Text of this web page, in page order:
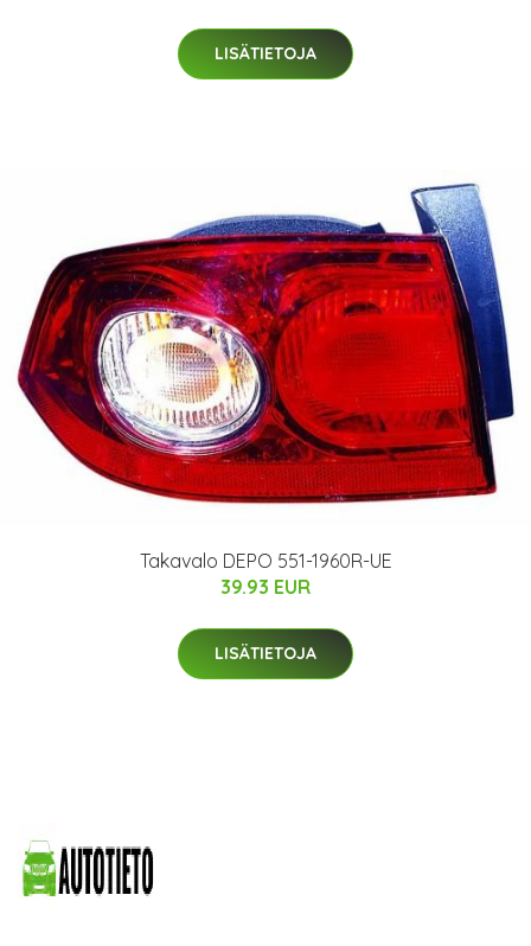
LISÄTIETOJA
Takavalo DEPO 551-1960R-UE
39.93 EUR
LISÄTIETOJA